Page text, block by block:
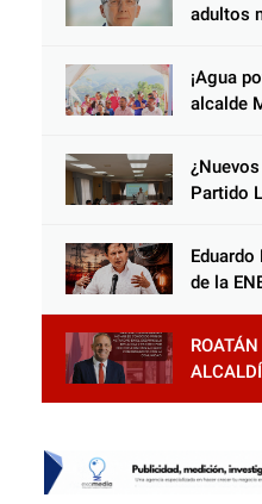
adultos
¡Agua
alcalde
las
Partido
tercer
Copán
de la